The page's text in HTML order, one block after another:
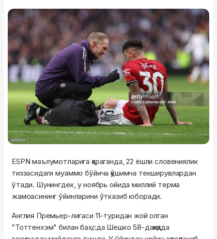
ESPN маълумотларига қараганда, 22 ёшли словениялик
тиззасидаги муаммо бўйича қўшимча текширувлардан
ўтади. Шунингдек, у ноябрь ойида миллий терма
жамоасининг ўйинларини ўтказиб юборади.
Англия Премьер-лигаси 11-туридан жой олган
"Тоттенхэм" билан баҳсда Шешко 58-дақиқада